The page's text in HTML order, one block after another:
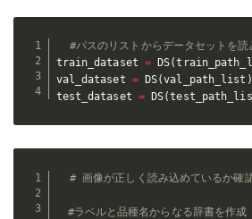
#パスのリストからデータセットを読
train_dataset = DS(
val_dataset = DS(val_path_list )
test_dataset = DS(
# 画像が正しく読み込めているか確
#ラベルと品種名からなる辞書を作成